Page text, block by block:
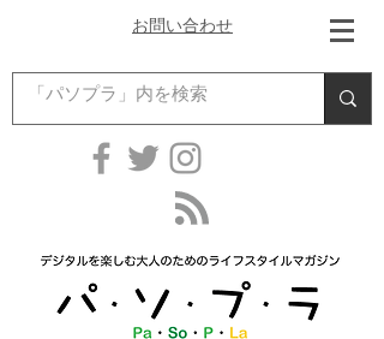
お問い合わせ